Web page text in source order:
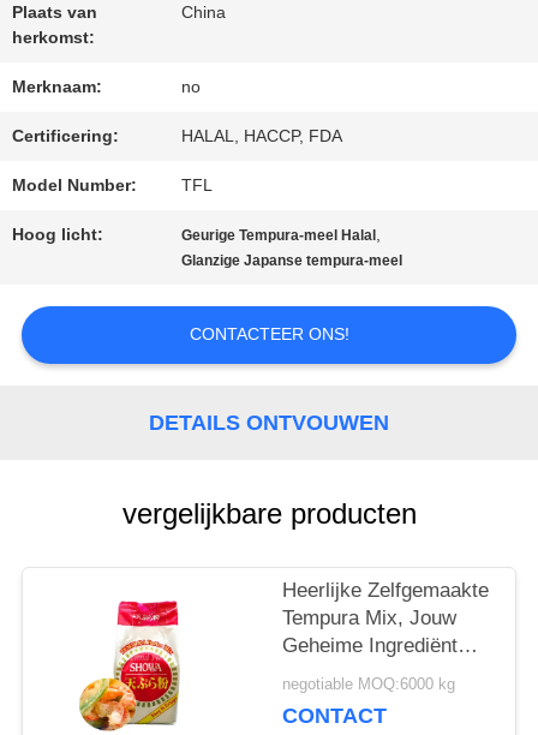
NEEM
CONTACT
MET
ONS
OP
NIEUWS
GEVALLEN
VRAAG
OFFERTE
SITEMAP
Plaats van
herkomst:
China
Merknaam: no
Certificering: HALAL, HACCP, FDA
Model Number: TFL
Hoog licht: Geurige Tempura-meel Halal ,
Glanzige Japanse tempura-meel
CONTACTEER ONS!
DETAILS ONTVOUWEN
vergelijkbare producten
​Heerlijke Zelfgemaakte
Tempura Mix, Jouw
Geheime Ingrediënt
voor het Creëren van
Onweerstaanbare
negotiable MOQ:6000 kg
CONTACT